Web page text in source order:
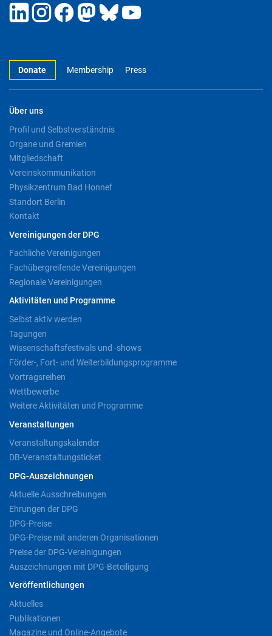
Donate Membership Press
Über uns
Profil und Selbstverständnis
Organe und Gremien
Mitgliedschaft
Vereinskommunikation
Physikzentrum Bad Honnef
Standort Berlin
Kontakt
Vereinigungen der DPG
Fachliche Vereinigungen
Fachübergreifende Vereinigungen
Regionale Vereinigungen
Aktivitäten und Programme
Selbst aktiv werden
Tagungen
Wissenschaftsfestivals und -shows
Förder-, Fort- und Weiterbildungsprogramme
Vortragsreihen
Wettbewerbe
Weitere Aktivitäten und Programme
Veranstaltungen
Veranstaltungskalender
DB-Veranstaltungsticket
DPG-Auszeichnungen
Aktuelle Ausschreibungen
Ehrungen der DPG
DPG-Preise
DPG-Preise mit anderen Organisationen
Preise der DPG-Vereinigungen
Auszeichnungen mit DPG-Beteiligung
Veröffentlichungen
Aktuelles
Publikationen
Magazine und Online-Angebote